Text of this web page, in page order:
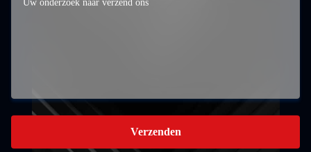
Verzenden